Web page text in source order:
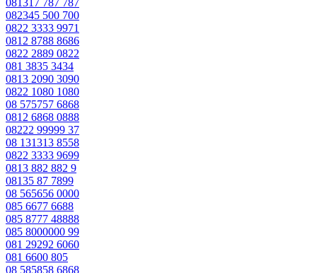
082345 500 700
0822 3333 9971
0812 8788 8686
0822 2889 0822
081 3835 3434
0813 2090 3090
0822 1080 1080
08 575757 6868
0812 6868 0888
08222 99999 37
08 131313 8558
0822 3333 9699
0813 882 882 9
08135 87 7899
08 565656 0000
085 6677 6688
085 8777 48888
085 8000000 99
081 29292 6060
081 6600 805
08 585858 6868